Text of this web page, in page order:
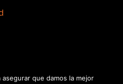
que damos la mejor